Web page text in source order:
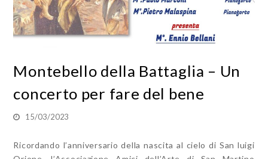
Montebello della Battaglia – Un
concerto per fare del bene
15/03/2023
Ricordando l’anniversario della nascita al cielo di San luigi